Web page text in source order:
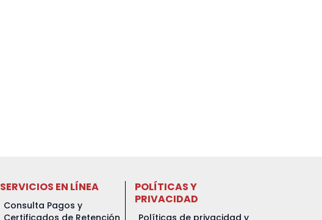
SERVICIOS EN LÍNEA
Consulta Pagos y
Certificados de Retención
POLÍTICAS Y
PRIVACIDAD
Políticas de privacidad y